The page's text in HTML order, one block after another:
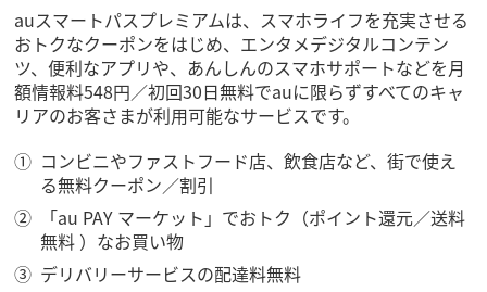
auスマートパスプレミアムは、スマホライフを充実させる
おトクなクーポンをはじめ、エンタメデジタルコンテン
ツ、便利なアプリや、あんしんのスマホサポートなどを月
額情報料548円／初回30日無料でauに限らずすべてのキャ
リアのお客さまが利用可能なサービスです。
コンビニやファストフード店、飲食店など、街で使え
る無料クーポン／割引
「au PAY マーケット」でおトク（ポイント還元／送料
無料 ）なお買い物
デリバリーサービスの配達料無料